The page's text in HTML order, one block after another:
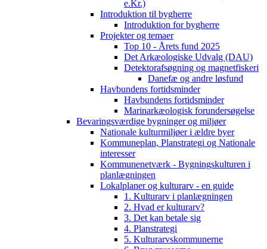
e.Kr.)
Introduktion til bygherre
Introduktion for bygherre
Projekter og temaer
Top 10 - Årets fund 2025
Det Arkæologiske Udvalg (DAU)
Detektorafsøgning og magnetfiskeri
Danefæ og andre løsfund
Havbundens fortidsminder
Havbundens fortidsminder
Marinarkæologisk forundersøgelse
Bevaringsværdige bygninger og miljøer
Nationale kulturmiljøer i ældre byer
Kommuneplan, Planstrategi og Nationale
interesser
Kommunenetværk - Bygningskulturen i
planlægningen
Lokalplaner og kulturarv - en guide
1. Kulturarv i planlægningen
2. Hvad er kulturarv?
3. Det kan betale sig
4. Planstrategi
5. Kulturarvskommunerne